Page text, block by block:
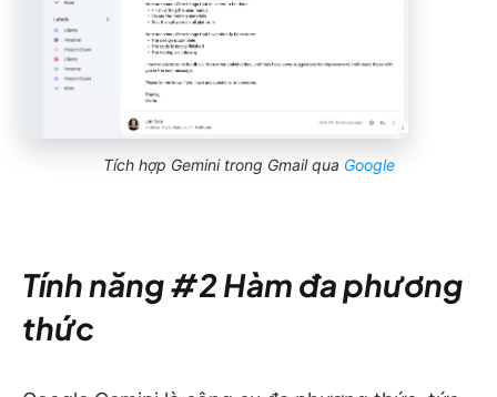
Tích hợp Gemini trong Gmail qua Google
Tính năng #2 Hàm đa phương
thức